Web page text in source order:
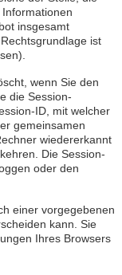
insgesamt
ist
wenn Sie den
die Session-
ID, mit welcher
gemeinsamen
wiedererkannt
Die Session-
oder den
einer vorgegebenen
kann. Sie
Ihres Browsers